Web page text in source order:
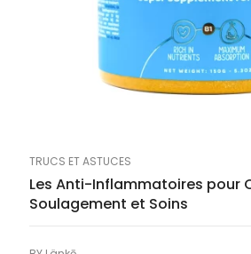
TRUCS ET ASTUCES
Les Anti-Inflammatoires pour
Soulagement et Soins